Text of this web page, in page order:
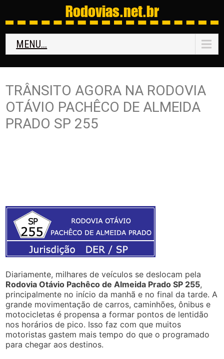
Rodovias.net.br
MENU...
TRÂNSITO AGORA NA RODOVIA
OTÁVIO PACHÊCO DE ALMEIDA
PRADO SP 255
Diariamente, milhares de veículos se deslocam pela
Rodovia Otávio Pachêco de Almeida Prado SP 255,
principalmente no início da manhã e no final da tarde. A
grande movimentação de carros, caminhões, ônibus e
motocicletas é propensa a formar pontos de lentidão
nos horários de pico. Isso faz com que muitos
motoristas gastem mais tempo do que o programado
para chegar aos destinos.